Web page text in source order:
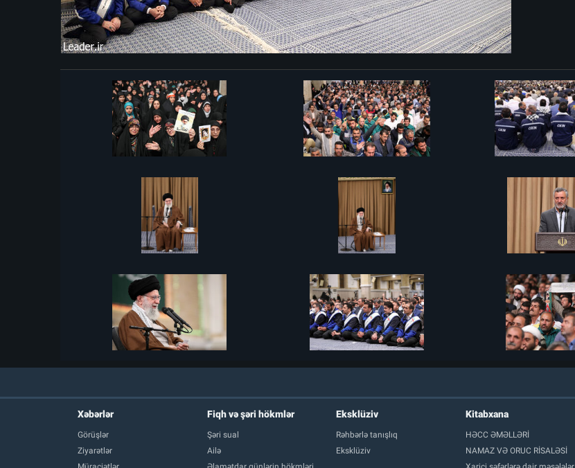
Xəbərlər
Görüşlər
Ziyarətlər
Fiqh və şəri hökmlər
Şəri sual
Ailə
Eksklüziv
Rəhbərlə tanışlıq
Eksklüziv
Kitabxana
HƏCC ƏMƏLLƏRİ
NAMAZ VƏ ORUC RİSALƏSİ